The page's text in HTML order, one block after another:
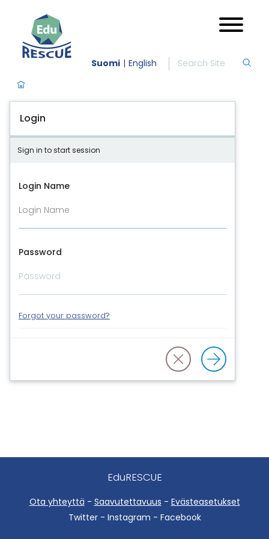
Suomi English
Login
Sign in to start session
Login Name
Password
Forgot your password?
EduRESCUE
Ota yhteyttä - Saavutettavuus - Evästeasetukset
Twitter - Instagram - Facebook